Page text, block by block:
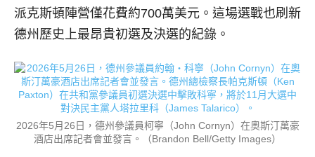
派克斯頓陣營僅花費約700萬美元。這場選戰也刷新
德州歷史上最昂貴初選及決選的紀錄。
2026年5月26日，德州參議員柯寧（John Cornyn）在奧斯汀萬豪
酒店出席記者會並發言。（Brandon Bell/Getty Images）